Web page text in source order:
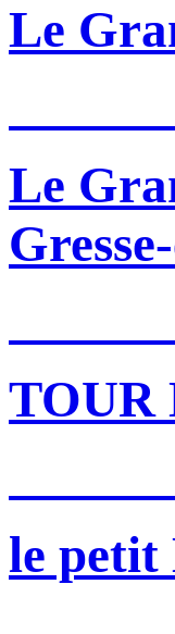
Le
Le
TOUR
le petit